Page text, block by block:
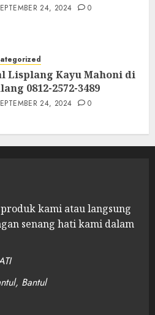
24, 2024 0
Lisplang Kayu Mahoni di
0812-2572-3489
24, 2024 0
kami atau langsung
senang hati kami dalam
Bantul